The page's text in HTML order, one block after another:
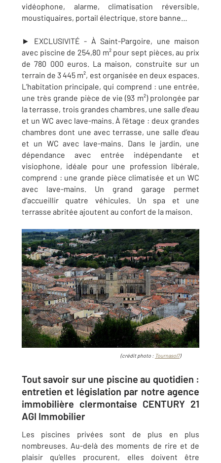
vidéophone, alarme, climatisation réversible,
moustiquaires, portail électrique, store banne…
► EXCLUSIVITÉ - À Saint-Pargoire, une maison
avec piscine de 254,80 m² pour sept pièces, au prix
de 780 000 euros. La maison, construite sur un
terrain de 3 445 m², est organisée en deux espaces.
L’habitation principale, qui comprend : une entrée,
une très grande pièce de vie (93 m²) prolongée par
la terrasse, trois grandes chambres, une salle d’eau
et un WC avec lave-mains. À l’étage : deux grandes
chambres dont une avec terrasse, une salle d’eau
et un WC avec lave-mains. Dans le jardin, une
dépendance avec entrée indépendante et
visiophone, idéale pour une profession libérale,
comprend : une grande pièce climatisée et un WC
avec lave-mains. Un grand garage permet
d’accueillir quatre véhicules. Un spa et une
terrasse abritée ajoutent au confort de la maison.
(crédit photo : Tournasol7)
Tout savoir sur une piscine au quotidien :
entretien et législation par notre agence
immobilière clermontaise CENTURY 21
AGI Immobilier
Les piscines privées sont de plus en plus
nombreuses. Au-delà des moments de rire et de
plaisir qu’elles procurent, elles doivent être